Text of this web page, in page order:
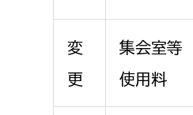
変
更
集会室等
使用料